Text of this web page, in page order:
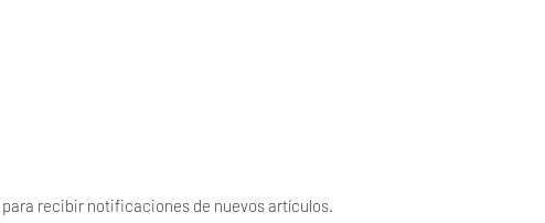
recibir notificaciones de nuevos artículos.